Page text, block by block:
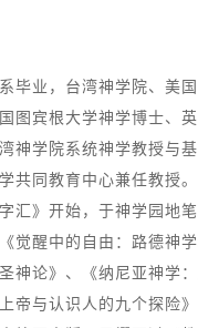
毕业，台湾神学院、美
图宾根大学神学博士、
神学院系统神学教授与
共同教育中心兼任教授
汇》开始，于神学园地
觉醒中的自由：路德神
神论》、《纳尼亚神学
帝与认识人的九个探险